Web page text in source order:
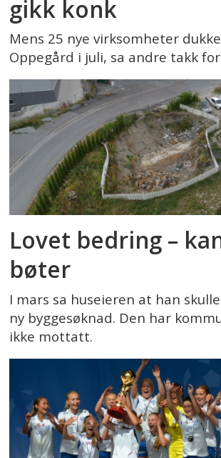
gikk konk
Mens 25 nye virksomheter
Oppegård i juli, sa andre takk for
Lovet bedring –
bøter
I mars sa huseieren at han
ny byggesøknad. Den har
ikke mottatt.